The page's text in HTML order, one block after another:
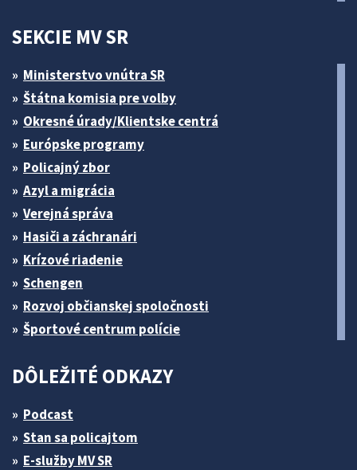
SEKCIE MV SR
Ministerstvo vnútra SR
Štátna komisia pre volby
Okresné úrady/Klientske centrá
Európske programy
Policajný zbor
Azyl a migrácia
Verejná správa
Hasiči a záchranári
Krízové riadenie
Schengen
Rozvoj občianskej spoločnosti
Športové centrum polície
DÔLEŽITÉ ODKAZY
Podcast
Stan sa policajtom
E-služby MV SR